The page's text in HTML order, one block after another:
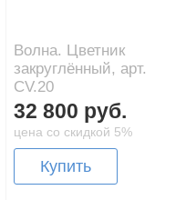
Волна. Цветник
закруглённый, арт.
CV.20
32 800 руб.
цена со скидкой 5%
Купить